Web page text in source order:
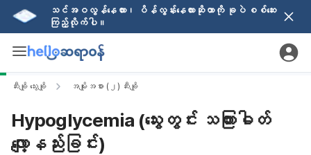
သင်အဝလွန်နေလား၊ ပိန်လွန်းနေလားဆိုတာကို ခုပဲ စစ်ဆေး
ကြည့်လိုက်ပါ။
ဆီးချို သွေးချို အမျိုးအစား (၂) ဆီးချို
Hypoglycemia (သွေးတွင်း သကြားဓါတ်
လျော့နည်းခြင်း)